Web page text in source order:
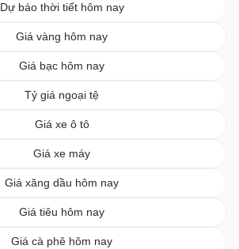
Dự báo thời tiết hôm nay
Giá vàng hôm nay
Giá bạc hôm nay
Tỷ giá ngoại tệ
Giá xe ô tô
Giá xe máy
Giá xăng dầu hôm nay
Giá tiêu hôm nay
Giá cà phê hôm nay